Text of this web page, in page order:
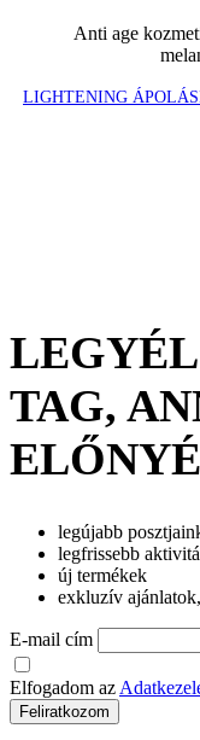
Anti age
LIGHTENING
TAG,
legújabb
legfrissebb
új termékek
exkluzív
E-mail cím
Elfogadom az
Feliratkozom